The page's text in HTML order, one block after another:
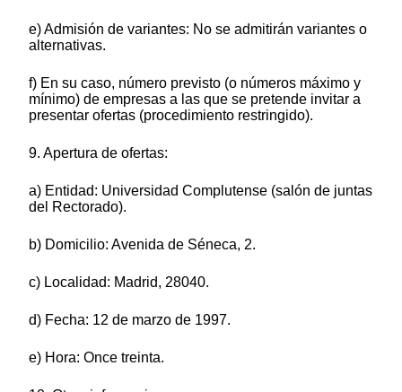
e) Admisión de variantes: No se admitirán variantes o
alternativas.
f) En su caso, número previsto (o números máximo y
mínimo) de empresas a las que se pretende invitar a
presentar ofertas (procedimiento restringido).
9. Apertura de ofertas:
a) Entidad: Universidad Complutense (salón de juntas
del Rectorado).
b) Domicilio: Avenida de Séneca, 2.
c) Localidad: Madrid, 28040.
d) Fecha: 12 de marzo de 1997.
e) Hora: Once treinta.